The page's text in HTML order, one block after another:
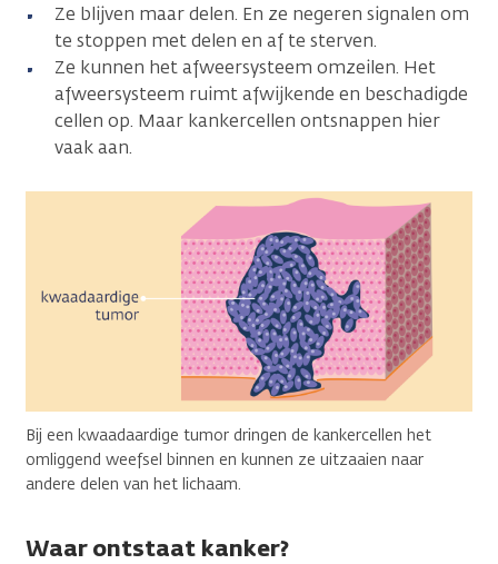
Ze blijven maar delen. En ze negeren signalen om
te stoppen met delen en af te sterven.
Ze kunnen het afweersysteem omzeilen. Het
afweersysteem ruimt afwijkende en beschadigde
cellen op. Maar kankercellen ontsnappen hier
vaak aan.
Bij een kwaadaardige tumor dringen de kankercellen het
omliggend weefsel binnen en kunnen ze uitzaaien naar
andere delen van het lichaam.
Waar ontstaat kanker?